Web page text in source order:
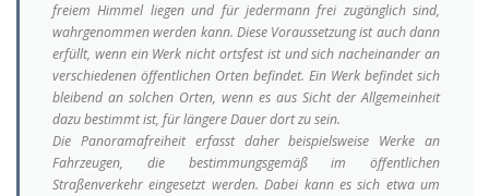
freiem Himmel liegen und für jedermann frei zugänglich sind,
wahrgenommen werden kann. Diese Voraussetzung ist auch dann
erfüllt, wenn ein Werk nicht ortsfest ist und sich nacheinander an
verschiedenen öffentlichen Orten befindet. Ein Werk befindet sich
bleibend an solchen Orten, wenn es aus Sicht der Allgemeinheit
dazu bestimmt ist, für längere Dauer dort zu sein.
Die Panoramafreiheit erfasst daher beispielsweise Werke an
Fahrzeugen, die bestimmungsgemäß im öffentlichen
Straßenverkehr eingesetzt werden. Dabei kann es sich etwa um